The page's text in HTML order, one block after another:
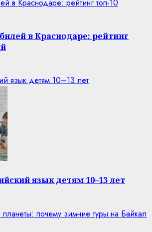
в Краснодаре: рейтинг топ-10
в Краснодаре: рейтинг
язык детям 10–13 лет
язык детям 10–13 лет
планеты: почему зимние туры на Байкал